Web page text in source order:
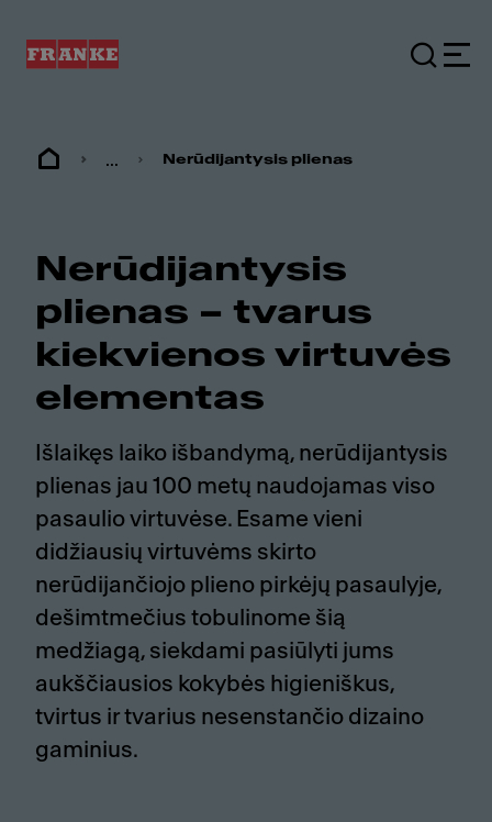
... Nerūdijantysis plienas
Nerūdijantysis
plienas – tvarus
kiekvienos virtuvės
elementas
Išlaikęs laiko išbandymą, nerūdijantysis
plienas jau 100 metų naudojamas viso
pasaulio virtuvėse. Esame vieni
didžiausių virtuvėms skirto
nerūdijančiojo plieno pirkėjų pasaulyje,
dešimtmečius tobulinome šią
medžiagą, siekdami pasiūlyti jums
aukščiausios kokybės higieniškus,
tvirtus ir tvarius nesenstančio dizaino
gaminius.